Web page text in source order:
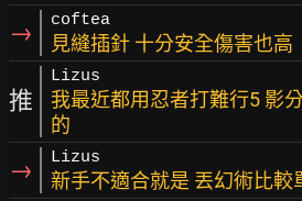
→ coftea
見縫插針 十分安全傷害也高
推
Lizus
我最近都用忍者打難行5 影
的
→ Lizus
新手不適合就是 丟幻術比較